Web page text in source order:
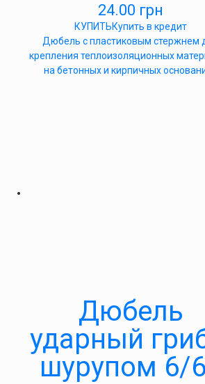
24.00 грн
КУПИТЬКупить в кредит
Дюбель с пластиковым стержнем
крепления теплоизоляционных
на бетонных и кирпичных
Дюбель
ударный
шурупом 6/